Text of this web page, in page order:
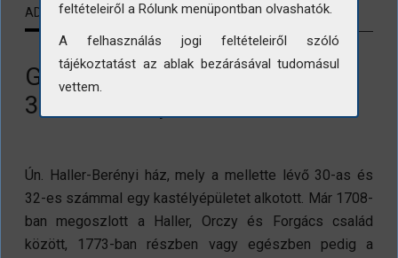
ADATLAP KAPCSOLÓDÓ TARTALMAK
Gyöngyös, Petőfi Sándor utca
34. számú épület
Ún. Haller-Berényi ház, mely a mellette lévő 30-as és
32-es számmal egy kastélyépületet alkotott. Már 1708-
ban megoszlott a Haller, Orczy és Forgács család
között, 1773-ban részben vagy egészben pedig a
feltételeiről a Rólunk menüpontban olvashatók.
A felhasználás jogi feltételeiről szóló
tájékoztatást az ablak bezárásával tudomásul
vettem.